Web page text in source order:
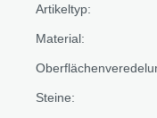
Artikeltyp:
Material:
Steine: